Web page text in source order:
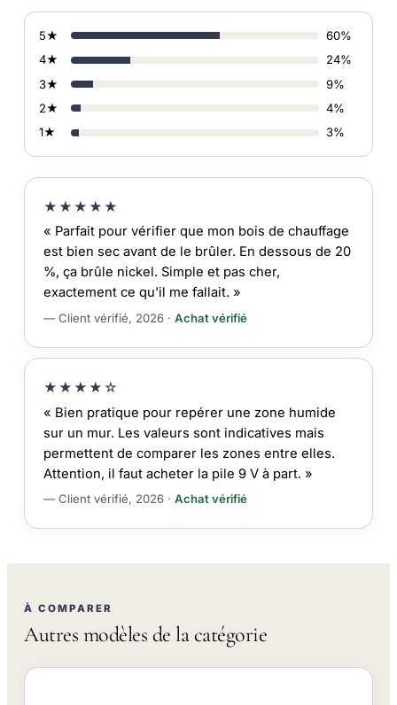
5★
60%
4★
24%
3★
9%
2★
4%
1★
3%
★★★★★
« Parfait pour vérifier que mon bois de chauffage
est bien sec avant de le brûler. En dessous de 20
%, ça brûle nickel. Simple et pas cher,
exactement ce qu'il me fallait. »
— Client vérifié, 2026 · Achat vérifié
★★★★☆
« Bien pratique pour repérer une zone humide
sur un mur. Les valeurs sont indicatives mais
permettent de comparer les zones entre elles.
Attention, il faut acheter la pile 9 V à part. »
— Client vérifié, 2026 · Achat vérifié
À COMPARER
Autres modèles de la catégorie